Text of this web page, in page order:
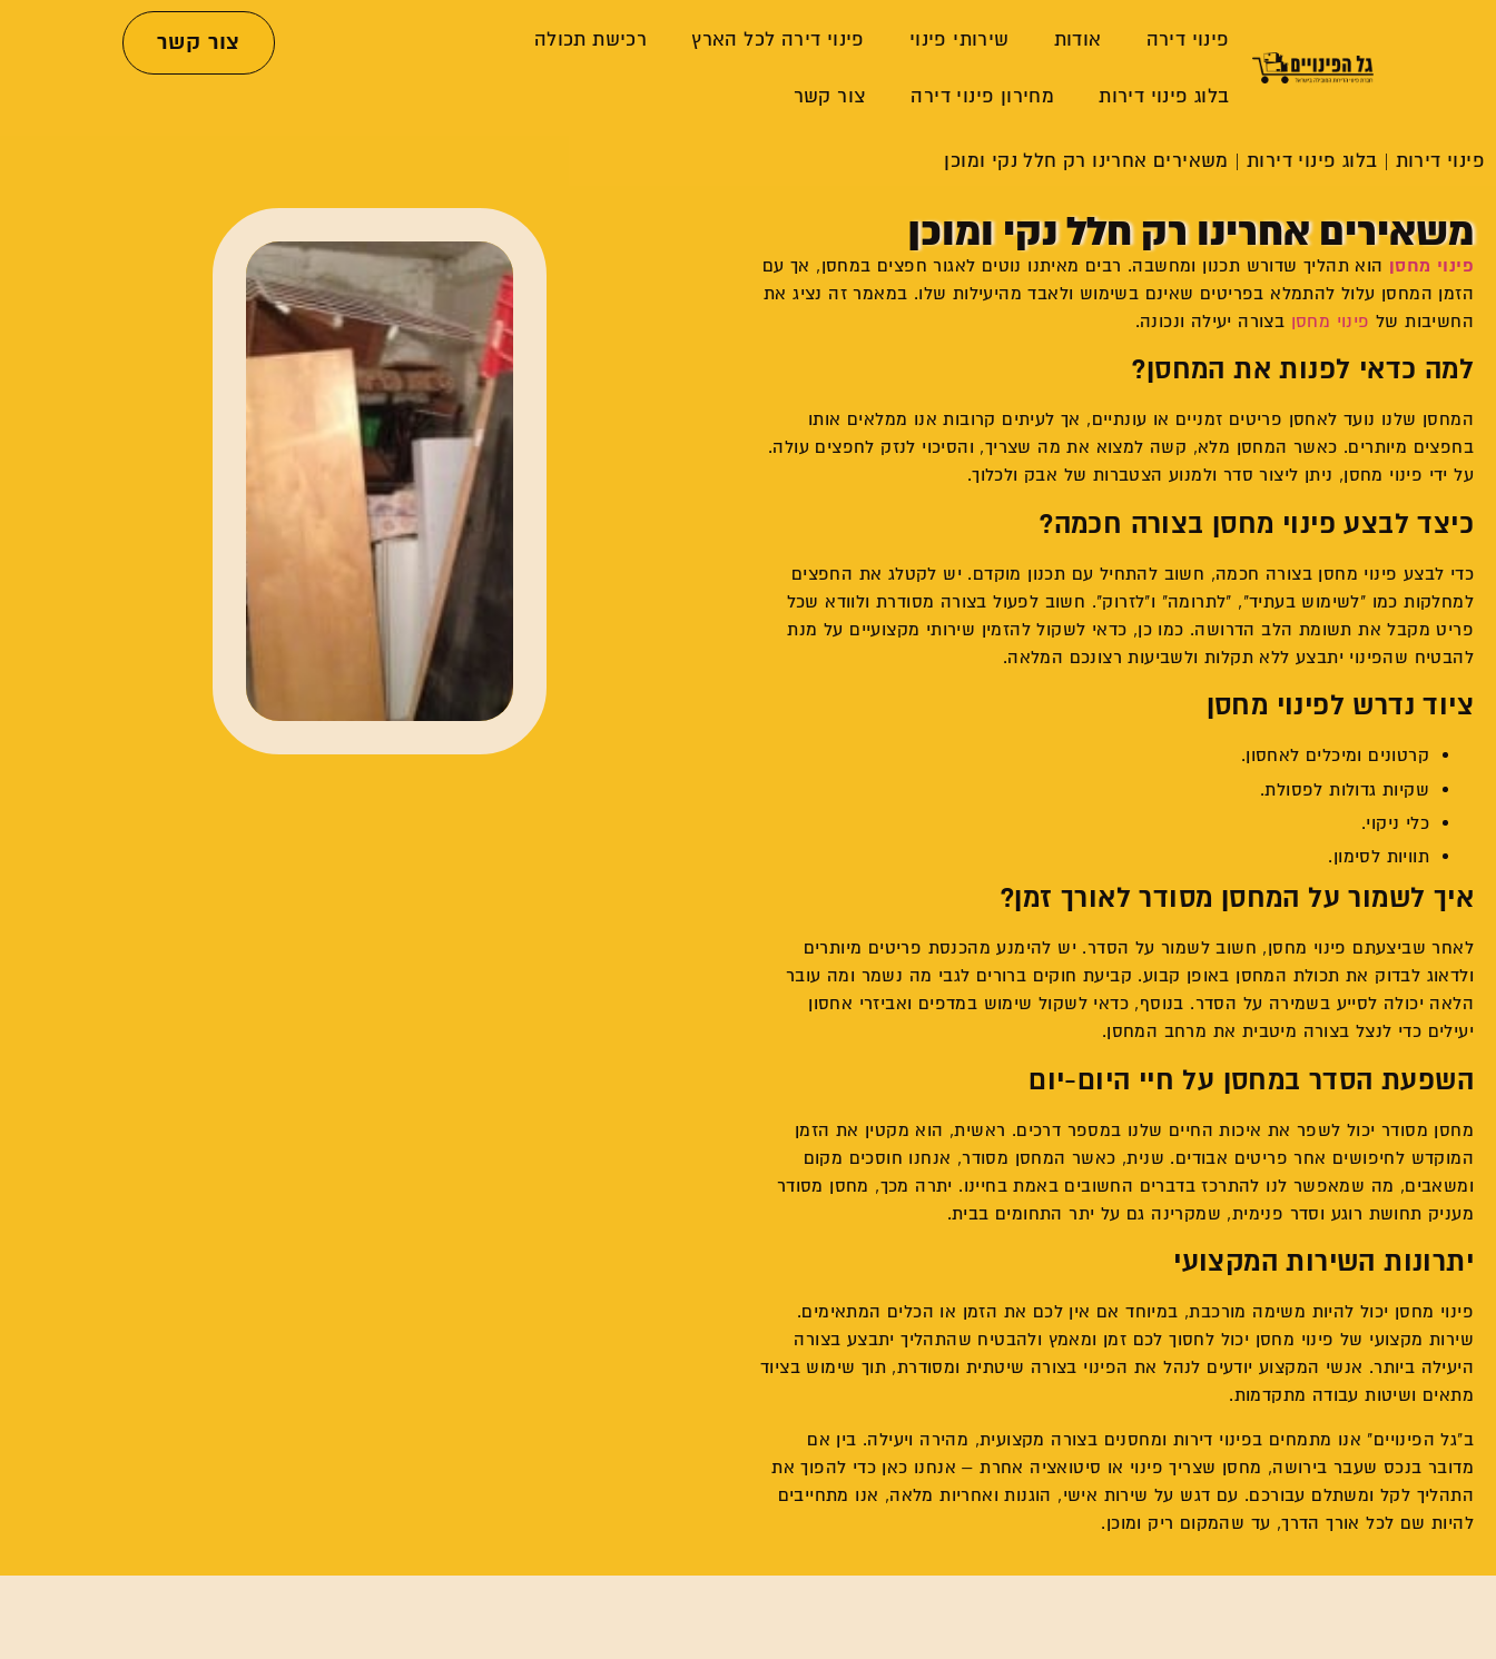
פינוי דירה אודות שירותי פינוי פינוי דירה לכל הארץ רכישת תכולה
בלוג פינוי דירות מחירון פינוי דירה צור קשר
צור קשר
פינוי דירות | בלוג פינוי דירות | משאירים אחרינו רק חלל נקי ומוכן
משאירים אחרינו רק חלל נקי ומוכן
פינוי מחסן הוא תהליך שדורש תכנון ומחשבה. רבים מאיתנו נוטים לאגור חפצים במחסן, אך עם
הזמן המחסן עלול להתמלא בפריטים שאינם בשימוש ולאבד מהיעילות שלו. במאמר זה נציג את
החשיבות של פינוי מחסן בצורה יעילה ונכונה.
למה כדאי לפנות את המחסן?
המחסן שלנו נועד לאחסן פריטים זמניים או עונתיים, אך לעיתים קרובות אנו ממלאים אותו
בחפצים מיותרים. כאשר המחסן מלא, קשה למצוא את מה שצריך, והסיכוי לנזק לחפצים עולה.
על ידי פינוי מחסן, ניתן ליצור סדר ולמנוע הצטברות של אבק ולכלוך.
כיצד לבצע פינוי מחסן בצורה חכמה?
כדי לבצע פינוי מחסן בצורה חכמה, חשוב להתחיל עם תכנון מוקדם. יש לקטלג את החפצים
למחלקות כמו "לשימוש בעתיד", "לתרומה" ו"לזרוק". חשוב לפעול בצורה מסודרת ולוודא שכל
פריט מקבל את תשומת הלב הדרושה. כמו כן, כדאי לשקול להזמין שירותי מקצועיים על מנת
להבטיח שהפינוי יתבצע ללא תקלות ולשביעות רצונכם המלאה.
ציוד נדרש לפינוי מחסן
קרטונים ומיכלים לאחסון.
שקיות גדולות לפסולת.
כלי ניקוי.
תוויות לסימון.
איך לשמור על המחסן מסודר לאורך זמן?
לאחר שביצעתם פינוי מחסן, חשוב לשמור על הסדר. יש להימנע מהכנסת פריטים מיותרים
ולדאוג לבדוק את תכולת המחסן באופן קבוע. קביעת חוקים ברורים לגבי מה נשמר ומה עובר
הלאה יכולה לסייע בשמירה על הסדר. בנוסף, כדאי לשקול שימוש במדפים ואביזרי אחסון
יעילים כדי לנצל בצורה מיטבית את מרחב המחסן.
השפעת הסדר במחסן על חיי היום-יום
מחסן מסודר יכול לשפר את איכות החיים שלנו במספר דרכים. ראשית, הוא מקטין את הזמן
המוקדש לחיפושים אחר פריטים אבודים. שנית, כאשר המחסן מסודר, אנחנו חוסכים מקום
ומשאבים, מה שמאפשר לנו להתרכז בדברים החשובים באמת בחיינו. יתרה מכך, מחסן מסודר
מעניק תחושת רוגע וסדר פנימית, שמקרינה גם על יתר התחומים בבית.
יתרונות השירות המקצועי
פינוי מחסן יכול להיות משימה מורכבת, במיוחד אם אין לכם את הזמן או הכלים המתאימים.
שירות מקצועי של פינוי מחסן יכול לחסוך לכם זמן ומאמץ ולהבטיח שהתהליך יתבצע בצורה
היעילה ביותר. אנשי המקצוע יודעים לנהל את הפינוי בצורה שיטתית ומסודרת, תוך שימוש בציוד
מתאים ושיטות עבודה מתקדמות.
ב"גל הפינויים" אנו מתמחים בפינוי דירות ומחסנים בצורה מקצועית, מהירה ויעילה. בין אם
מדובר בנכס שעבר בירושה, מחסן שצריך פינוי או סיטואציה אחרת – אנחנו כאן כדי להפוך את
התהליך לקל ומשתלם עבורכם. עם דגש על שירות אישי, הוגנות ואחריות מלאה, אנו מתחייבים
להיות שם לכל אורך הדרך, עד שהמקום ריק ומוכן.